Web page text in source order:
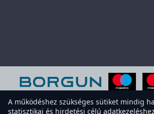
A működéshez szükséges sütiket mindig
statisztikai és hirdetési célú